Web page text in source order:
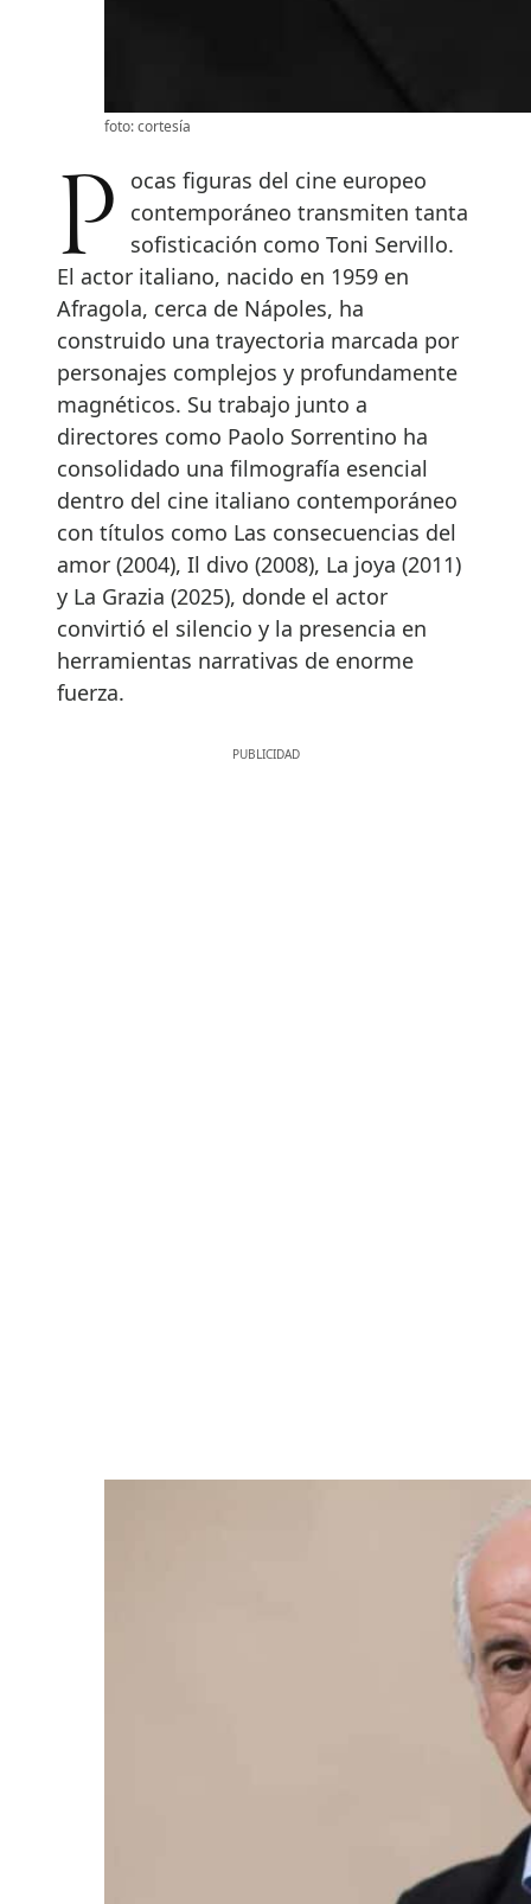
foto: cortesía
Pocas figuras del cine europeo
contemporáneo transmiten tanta
sofisticación como Toni Servillo.
El actor italiano, nacido en 1959 en
Afragola, cerca de Nápoles, ha
construido una trayectoria marcada por
personajes complejos y profundamente
magnéticos. Su trabajo junto a
directores como Paolo Sorrentino ha
consolidado una filmografía esencial
dentro del cine italiano contemporáneo
con títulos como Las consecuencias del
amor (2004), Il divo (2008), La joya (2011)
y La Grazia (2025), donde el actor
convirtió el silencio y la presencia en
herramientas narrativas de enorme
fuerza.